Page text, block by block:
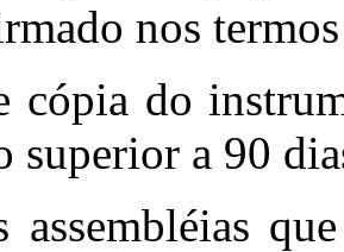
nos
cópia do
superior a 90
assembléias